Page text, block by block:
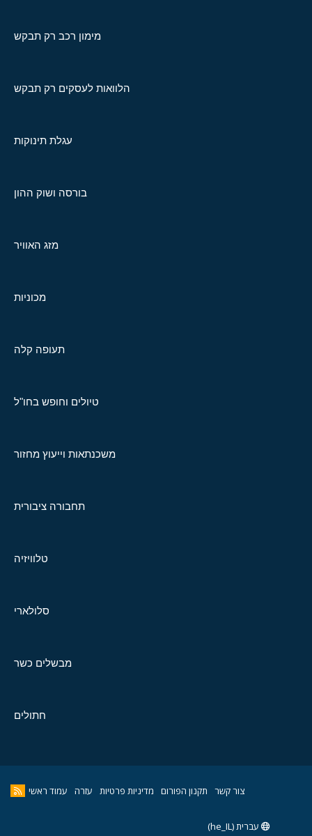
מימון רכב רק תבקש
הלוואות לעסקים רק תבקש
עגלת תינוקות
בורסה ושוק ההון
מזג האוויר
מכוניות
תעופה קלה
טיולים וחופש בחו"ל
משכנתאות וייעוץ מחזור
תחבורה ציבורית
טלוויזיה
סלולארי
מבשלים כשר
חתולים
צור קשר תקנון הפורום מדיניות פרטיות עזרה עמוד ראשי
עברית (he_IL)